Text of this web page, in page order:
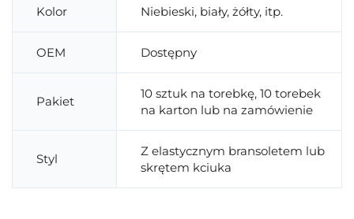
Kolor Niebieski, biały, żółty, itp.
OEM Dostępny
Pakiet
10 sztuk na torebkę, 10 torebek
na karton lub na zamówienie
Styl
Z elastycznym bransoletem lub
skrętem kciuka